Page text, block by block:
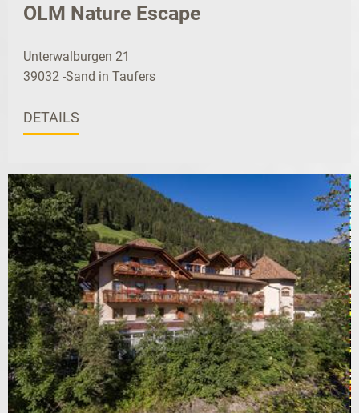
OLM Nature Escape
Unterwalburgen 21
39032 -Sand in Taufers
DETAILS